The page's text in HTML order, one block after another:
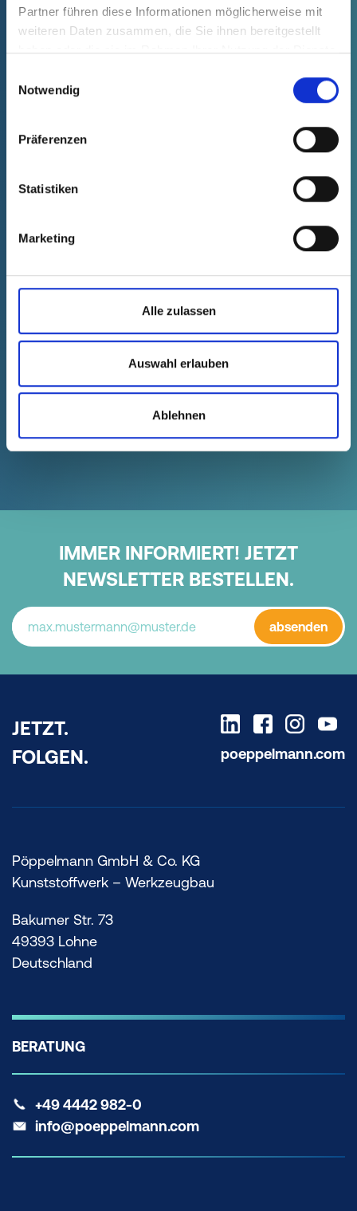
Partner führen diese Informationen möglicherweise mit
weiteren Daten zusammen, die Sie ihnen bereitgestellt
haben oder die sie im Rahmen Ihrer Nutzung der Dienste
Notwendig
Präferenzen
Statistiken
Marketing
Alle zulassen
Auswahl erlauben
Ablehnen
Aushilfskraft zur Überbrückung (m/w/d)
Business Development Manager Asien (m/w/d)
Fragen?
Schreib uns per WhatsApp!
WHATSAPP
IMMER INFORMIERT! JETZT
NEWSLETTER BESTELLEN.
absenden
JETZT.
FOLGEN.
poeppelmann.com
Pöppelmann GmbH & Co. KG
Kunststoffwerk – Werkzeugbau
Bakumer Str. 73
49393 Lohne
Deutschland
BERATUNG
+49 4442 982-0
info@poeppelmann.com